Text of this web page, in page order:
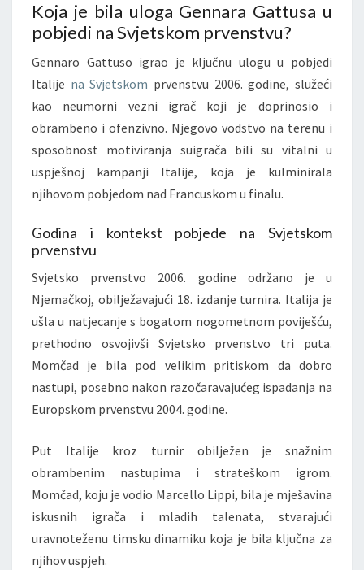
Koja je bila uloga Gennara Gattusa u
pobjedi na Svjetskom prvenstvu?
Gennaro Gattuso igrao je ključnu ulogu u pobjedi
Italije na Svjetskom prvenstvu 2006. godine, služeći
kao neumorni vezni igrač koji je doprinosio i
obrambeno i ofenzivno. Njegovo vodstvo na terenu i
sposobnost motiviranja suigrača bili su vitalni u
uspješnoj kampanji Italije, koja je kulminirala
njihovom pobjedom nad Francuskom u finalu.
Godina i kontekst pobjede na Svjetskom
prvenstvu
Svjetsko prvenstvo 2006. godine održano je u
Njemačkoj, obilježavajući 18. izdanje turnira. Italija je
ušla u natjecanje s bogatom nogometnom poviješću,
prethodno osvojivši Svjetsko prvenstvo tri puta.
Momčad je bila pod velikim pritiskom da dobro
nastupi, posebno nakon razočaravajućeg ispadanja na
Europskom prvenstvu 2004. godine.
Put Italije kroz turnir obilježen je snažnim
obrambenim nastupima i strateškom igrom.
Momčad, koju je vodio Marcello Lippi, bila je mješavina
iskusnih igrača i mladih talenata, stvarajući
uravnoteženu timsku dinamiku koja je bila ključna za
njihov uspjeh.